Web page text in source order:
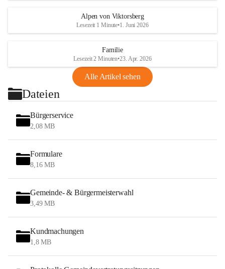
Alpen von Viktorsberg
Lesezeit 1 Minute•1. Juni 2026
Familie
Lesezeit 2 Minuten•23. Apr. 2026
Alle Artikel sehen
Dateien
Bürgerservice
2,08 MB
Formulare
8,16 MB
Gemeinde- & Bürgermeisterwahl
3,49 MB
Kundmachungen
1,8 MB